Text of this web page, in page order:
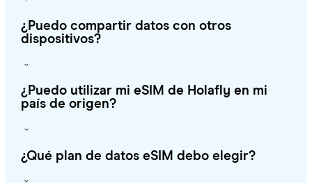
¿Puedo compartir datos con otros
dispositivos?
¿Puedo utilizar mi eSIM de Holafly en mi
país de origen?
¿Qué plan de datos eSIM debo elegir?